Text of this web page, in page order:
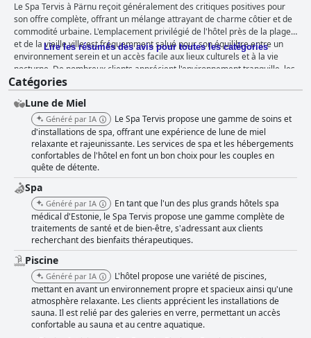
Le Spa Tervis à Pärnu reçoit généralement des critiques positives pour
son offre complète, offrant un mélange attrayant de charme côtier et de
commodité urbaine. L'emplacement privilégié de l'hôtel près de la plage
et de la vieille ville est fréquemment salué pour son équilibre entre un
environnement serein et un accès facile aux lieux culturels et à la vie
nocturne. De nombreux clients apprécient l'environnement tranquille, les
promenades pittoresques au bord de la mer et la proximité des
transports en commun. Le petit-déjeuner au Spa Tervis est très apprécié
pour sa variété et sa qualité, avec un buffet copieux proposant des
options chaudes et froides. Des plats frais et bien préparés, comprenant
une variété de viandes, de pâtisseries et de fruits, ainsi que l'offre
occasionnelle de champagne, en font un début de journée agréable. Bien
que quelques problèmes mineurs comme des options de fruits limitées
et des plats parfois froids soient notés, ceux-ci n'éclipsent pas les
commentaires globalement positifs. Les expériences de dîner sont
largement favorables, en particulier dans les restaurants à la carte et
Kuu. Les clients apprécient les plats délicieux et de haute qualité,
trouvant les repas agréables et à un prix raisonnable. Cependant, le
dîner buffet reçoit des critiques mitigées, certains citant des choix
répétitifs et des plats froids. Les chambres du Spa Tervis, en particulier
les chambres supérieures, sont appréciées pour leur espace, leur
propreté et leur design moderne. Les balcons offrant des vues
panoramiques améliorent l'expérience de séjour. Bien qu'il y ait des
plaintes occasionnelles concernant une climatisation insuffisante et des
problèmes mineurs d'entretien, les chambres sont généralement
considérées comme confortables et bien équipées. La propreté de
l'ensemble de l'hôtel reçoit généralement des notes élevées, les clients
Lire les résumés des avis pour toutes les catégories
Catégories
Lune de Miel
Généré par IA
Le Spa Tervis propose une gamme de soins et
d'installations de spa, offrant une expérience de lune de miel
relaxante et rajeunissante. Les services de spa et les hébergements
confortables de l'hôtel en font un bon choix pour les couples en
quête de détente.
Spa
Généré par IA
En tant que l'un des plus grands hôtels spa
médical d'Estonie, le Spa Tervis propose une gamme complète de
traitements de santé et de bien-être, s'adressant aux clients
recherchant des bienfaits thérapeutiques.
Piscine
Généré par IA
L'hôtel propose une variété de piscines,
mettant en avant un environnement propre et spacieux ainsi qu'une
atmosphère relaxante. Les clients apprécient les installations de
sauna. Il est relié par des galeries en verre, permettant un accès
confortable au sauna et au centre aquatique.